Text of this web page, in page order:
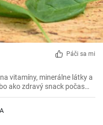
Páči sa mi
vitamíny, minerálne látky a
ako zdravý snack počas